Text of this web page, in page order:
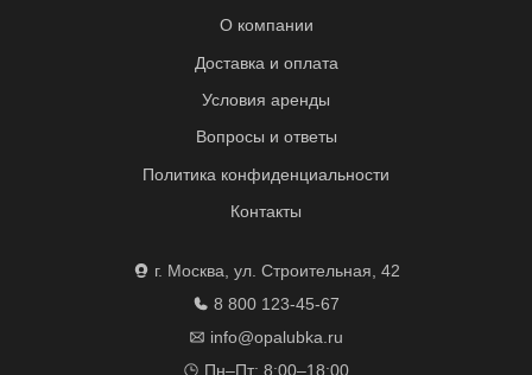
О компании
Доставка и оплата
Условия аренды
Вопросы и ответы
Политика конфиденциальности
Контакты
г. Москва, ул. Строительная, 42
8 800 123-45-67
info@opalubka.ru
Пн–Пт: 8:00–18:00